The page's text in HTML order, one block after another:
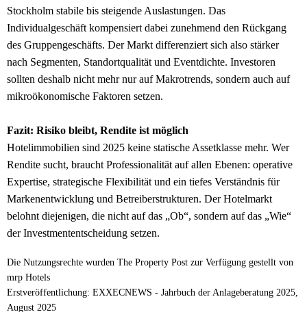
Stockholm stabile bis steigende Auslastungen. Das
Individualgeschäft kompensiert dabei zunehmend den Rückgang
des Gruppengeschäfts. Der Markt differenziert sich also stärker
nach Segmenten, Standortqualität und Eventdichte. Investoren
sollten deshalb nicht mehr nur auf Makrotrends, sondern auch auf
mikroökonomische Faktoren setzen.
Fazit: Risiko bleibt, Rendite ist möglich
Hotelimmobilien sind 2025 keine statische Assetklasse mehr. Wer
Rendite sucht, braucht Professionalität auf allen Ebenen: operative
Expertise, strategische Flexibilität und ein tiefes Verständnis für
Markenentwicklung und Betreiberstrukturen. Der Hotelmarkt
belohnt diejenigen, die nicht auf das „Ob“, sondern auf das „Wie“
der Investmententscheidung setzen.
Die Nutzungsrechte wurden The Property Post zur Verfügung gestellt von
mrp Hotels
Erstveröffentlichung: EXXECNEWS - Jahrbuch der Anlageberatung 2025,
August 2025